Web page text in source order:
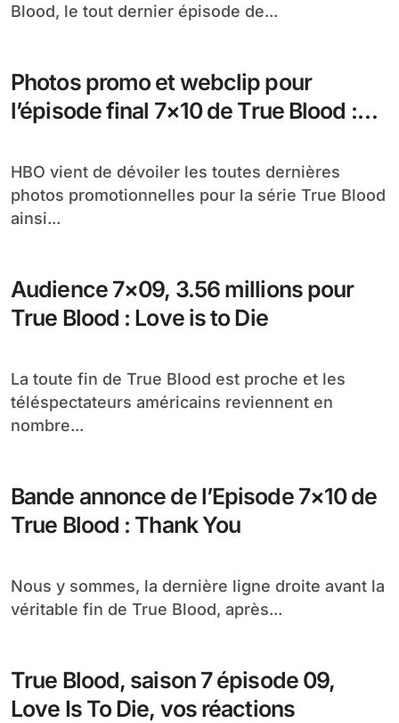
Blood, le tout dernier épisode de...
Photos promo et webclip pour
l’épisode final 7×10 de True Blood :
HBO vient de dévoiler les toutes dernières
photos promotionnelles pour la série True Blood
ainsi...
Audience 7×09, 3.56 millions pour
True Blood : Love is to Die
La toute fin de True Blood est proche et les
téléspectateurs américains reviennent en
nombre...
Bande annonce de l’Episode 7×10 de
True Blood : Thank You
Nous y sommes, la dernière ligne droite avant la
véritable fin de True Blood, après...
True Blood, saison 7 épisode 09,
Love Is To Die, vos réactions